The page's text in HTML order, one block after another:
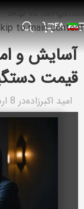
Skip to navigation
to main content
FA
آسایش و
قیمت
امید اکبرزادهدر 8 اردیبهشت 1402